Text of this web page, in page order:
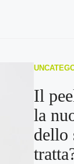
Il
la
dello